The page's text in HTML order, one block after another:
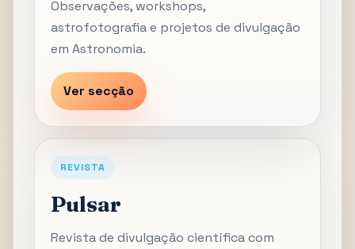
Observações, workshops,
astrofotografia e projetos de divulgação
em Astronomia.
Ver secção
REVISTA
Pulsar
Revista de divulgação científica com